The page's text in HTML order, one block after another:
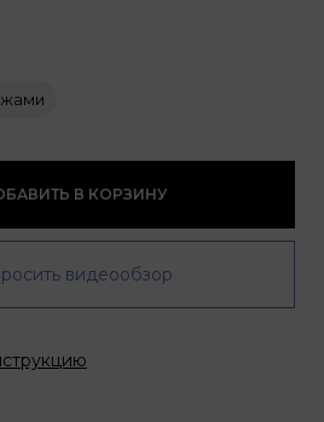
В КОРЗИНУ
видеообзор